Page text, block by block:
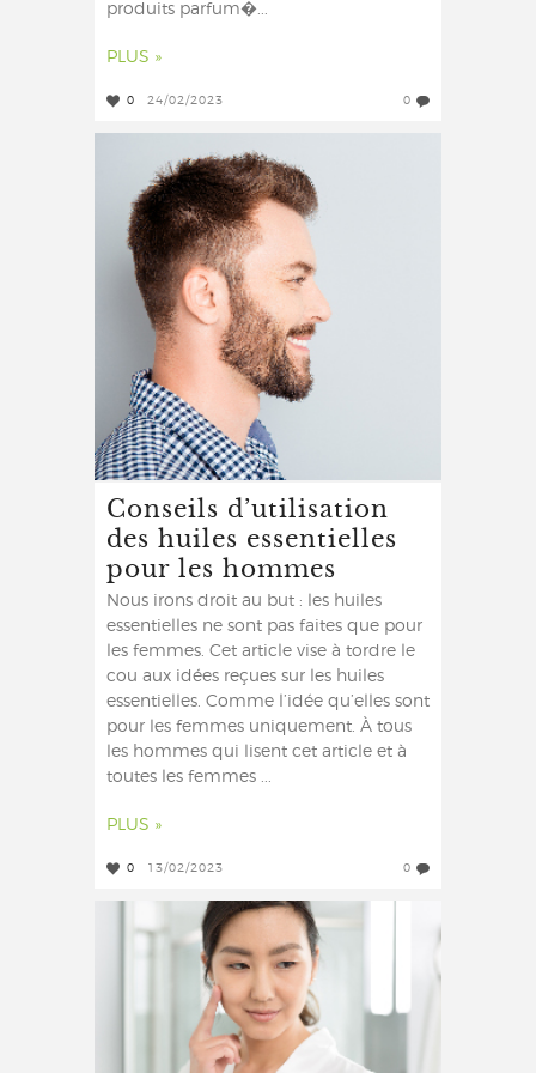
produits parfum�...
PLUS »
0 24/02/2023 0
Conseils d’utilisation
des huiles essentielles
pour les hommes
Nous irons droit au but : les huiles
essentielles ne sont pas faites que pour
les femmes. Cet article vise à tordre le
cou aux idées reçues sur les huiles
essentielles. Comme l’idée qu’elles sont
pour les femmes uniquement. À tous
les hommes qui lisent cet article et à
toutes les femmes ...
PLUS »
0 13/02/2023 0